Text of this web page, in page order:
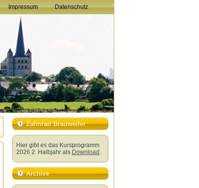
Impressum Datenschutz
Zahnrad Brauweiler
Hier gibt es das Kursprogramm
2026 2. Halbjahr als Download .
Archive